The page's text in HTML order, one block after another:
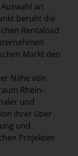
an
beruht die
Rentaload
Markt den
Nähe von
Rhein-
und
ihrer über
und
Projekten